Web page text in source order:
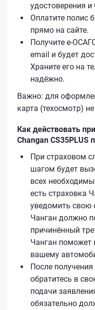
удостоверения
Оплатите полис
прямо на сайте.
Получите
email и будет
Храните его на
надёжно.
Важно: для
карта (техосмотр) не
Как действовать
Changan CS35PLUS
При страховом
шагом будет
всех
есть страховка
уведомить свою
Чанган должно
причинённый
Чанган поможет
вашему
После
обратитесь в
подачи
обязательно